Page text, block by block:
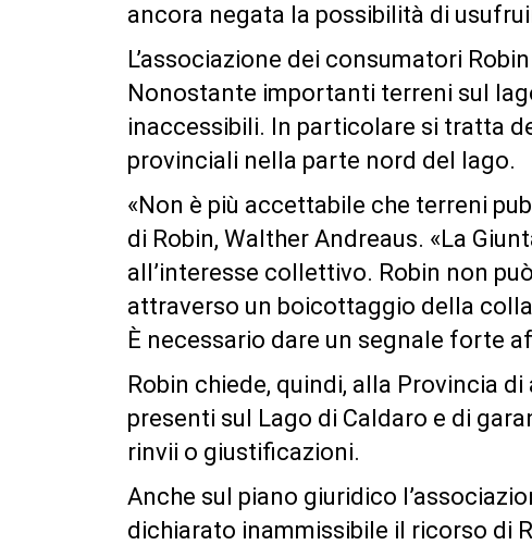
ancora negata la possibilità di
L’associazione dei consumatori
Nonostante importanti terreni sul
inaccessibili. In particolare si tratta
provinciali nella parte nord del lago.
«Non è più accettabile che terreni
di Robin, Walther Andreaus. «La
all’interesse collettivo. Robin non
attraverso un boicottaggio della
È necessario dare un segnale forte
Robin chiede, quindi, alla Provincia
presenti sul Lago di Caldaro e di
rinvii o giustificazioni.
Anche sul piano giuridico
dichiarato inammissibile il ricorso di